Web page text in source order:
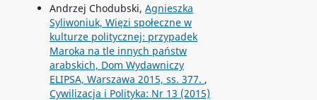
Andrzej Chodubski, Agnieszka
Syliwoniuk, Więzi społeczne w
kulturze politycznej: przypadek
Maroka na tle innych państw
arabskich, Dom Wydawniczy
ELIPSA, Warszawa 2015, ss. 377. ,
Cywilizacja i Polityka: Nr 13 (2015)